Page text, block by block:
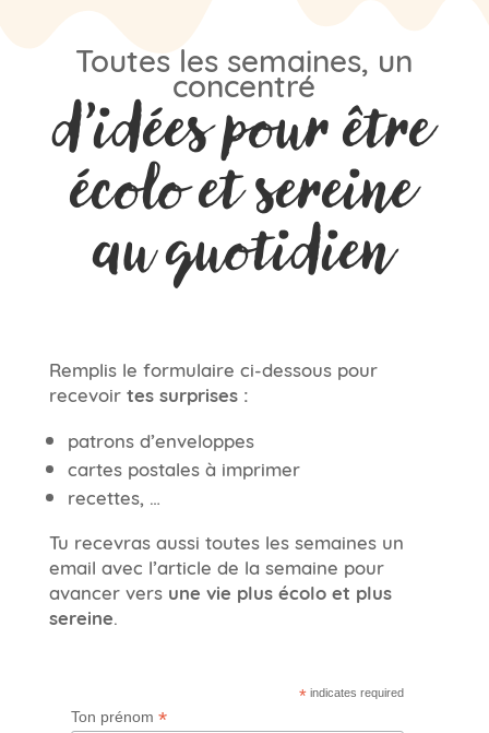
Toutes les semaines, un
concentré
d’idées pour être
écolo et sereine
au quotidien
Remplis le formulaire ci-dessous pour
recevoir tes surprises :
patrons d’enveloppes
cartes postales à imprimer
recettes, …
Tu recevras aussi toutes les semaines un
email avec l’article de la semaine pour
avancer vers une vie plus écolo et plus
sereine.
* indicates required
Ton prénom *